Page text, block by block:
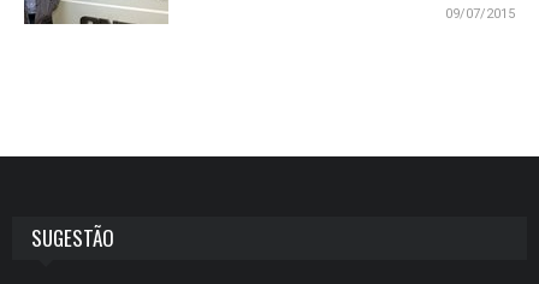
09/07/2015
SUGESTÃO